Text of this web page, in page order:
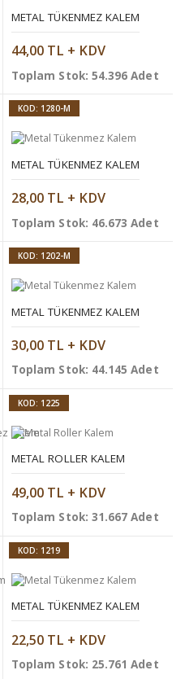
METAL TÜKENMEZ KALEM
44,00 TL + KDV
Toplam Stok: 54.396 Adet
KOD: 1280-M
METAL TÜKENMEZ KALEM
28,00 TL + KDV
Toplam Stok: 46.673 Adet
KOD: 1202-M
METAL TÜKENMEZ KALEM
30,00 TL + KDV
Toplam Stok: 44.145 Adet
KOD: 1225
METAL ROLLER KALEM
49,00 TL + KDV
Toplam Stok: 31.667 Adet
KOD: 1219
METAL TÜKENMEZ KALEM
22,50 TL + KDV
Toplam Stok: 25.761 Adet